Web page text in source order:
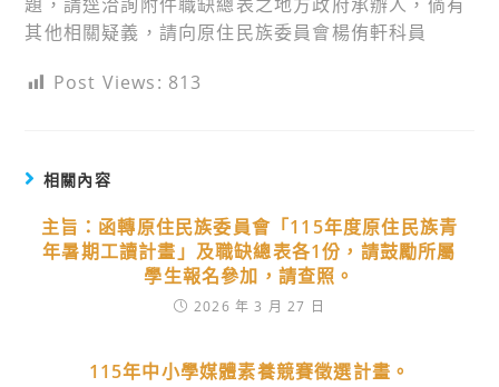
其他相關疑義，請向原住民族委員會楊侑軒科員
Post Views: 813
相關內容
主旨：函轉原住民族委員會「115年度原住民族青
年暑期工讀計畫」及職缺總表各1份，請鼓勵所屬
學生報名參加，請查照。
2026 年 3 月 27 日
115年中小學媒體素養競賽徵選計畫。